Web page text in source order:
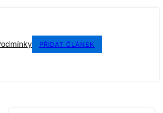
PŘIDAT ČLÁNEK